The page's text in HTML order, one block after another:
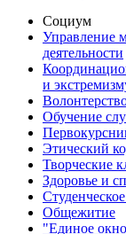
Социум
Управление
деятельности
и
Обучение
Этический
Творческие
Здоровье и
Общежитие
"Единое